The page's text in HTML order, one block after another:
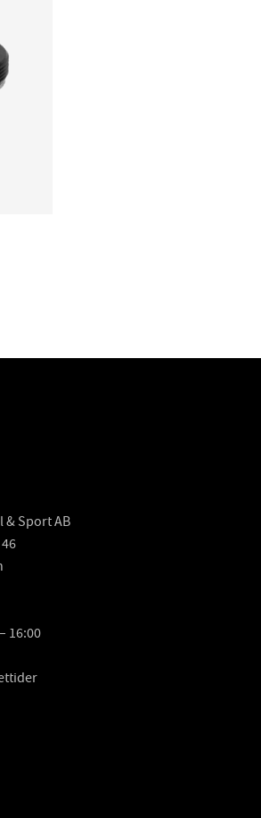
& Sport AB
16:00